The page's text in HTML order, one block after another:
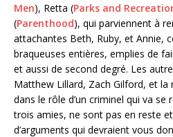
Men), Retta (Parks and
(Parenthood), qui parviennent à
attachantes Beth, Ruby, et Annie,
braqueuses entières, emplies de
et aussi de second degré. Les
Matthew Lillard, Zach Gilford, et
dans le rôle d’un criminel qui va se
trois amies, ne sont pas en reste
d’arguments qui devraient vous